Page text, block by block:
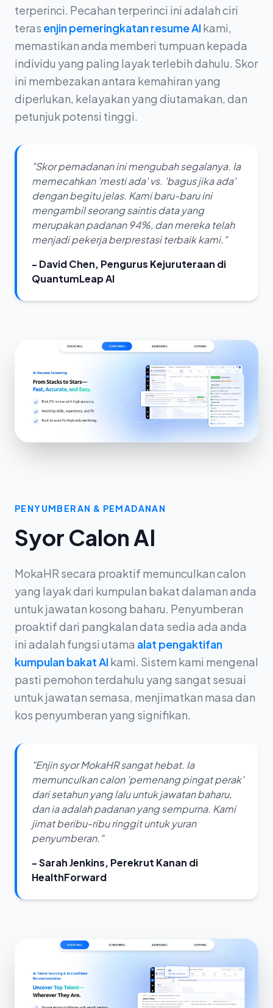
terperinci. Pecahan terperinci ini adalah ciri
teras enjin pemeringkatan resume AIkami,
memastikan anda memberi tumpuan kepada
individu yang paling layak terlebih dahulu. Skor
ini membezakan antara kemahiran yang
diperlukan, kelayakan yang diutamakan, dan
petunjuk potensi tinggi.
"Skor pemadanan ini mengubah segalanya. Ia
memecahkan 'mesti ada' vs. 'bagus jika ada'
dengan begitu jelas. Kami baru-baru ini
mengambil seorang saintis data yang
merupakan padanan 94%, dan mereka telah
menjadi pekerja berprestasi terbaik kami."
- David Chen, Pengurus Kejuruteraan di
QuantumLeap AI
PENYUMBERAN & PEMADANAN
Syor Calon AI
MokaHR secara proaktif memunculkan calon
yang layak dari kumpulan bakat dalaman anda
untuk jawatan kosong baharu. Penyumberan
proaktif dari pangkalan data sedia ada anda
ini adalah fungsi utama alat pengaktifan
kumpulan bakat AIkami. Sistem kami mengenal
pasti pemohon terdahulu yang sangat sesuai
untuk jawatan semasa, menjimatkan masa dan
kos penyumberan yang signifikan.
"Enjin syor MokaHR sangat hebat. Ia
memunculkan calon 'pemenang pingat perak'
dari setahun yang lalu untuk jawatan baharu,
dan ia adalah padanan yang sempurna. Kami
jimat beribu-ribu ringgit untuk yuran
penyumberan."
- Sarah Jenkins, Perekrut Kanan di
HealthForward